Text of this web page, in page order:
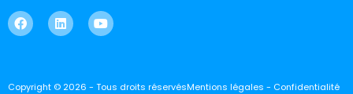
Copyright © 2026 - Tous droits réservésMentions légales - Confidentialité